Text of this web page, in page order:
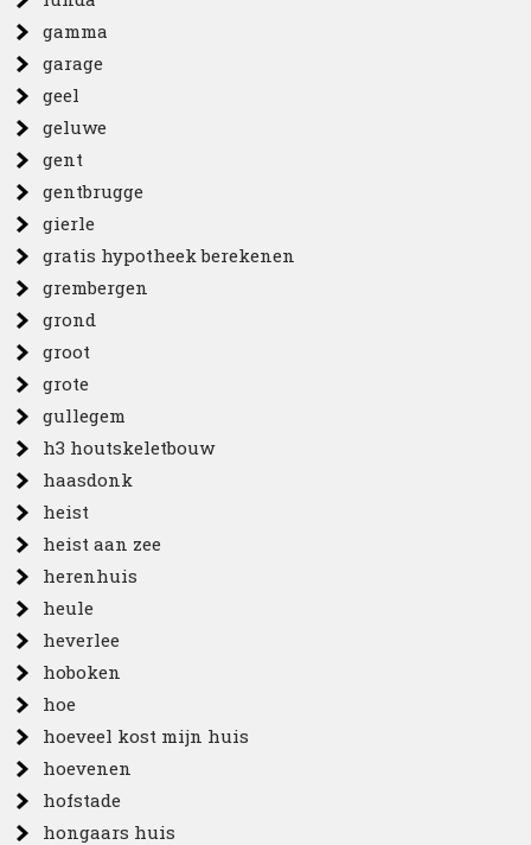
gamma
garage
geel
geluwe
gent
gentbrugge
gierle
gratis hypotheek berekenen
grembergen
grond
groot
grote
gullegem
h3 houtskeletbouw
haasdonk
heist
heist aan zee
herenhuis
heule
heverlee
hoboken
hoe
hoeveel kost mijn huis
hoevenen
hofstade
hongaars huis